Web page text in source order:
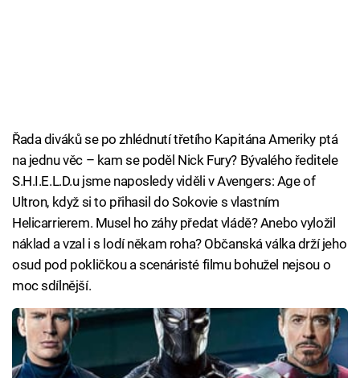
Řada diváků se po zhlédnutí třetího Kapitána Ameriky ptá
na jednu věc – kam se poděl Nick Fury? Bývalého ředitele
S.H.I.E.L.D.u jsme naposledy viděli v Avengers: Age of
Ultron, když si to přihasil do Sokovie s vlastním
Helicarrierem. Musel ho záhy předat vládě? Anebo vyložil
náklad a vzal i s lodí někam roha? Občanská válka drží jeho
osud pod pokličkou a scenáristé filmu bohužel nejsou o
moc sdílnější.